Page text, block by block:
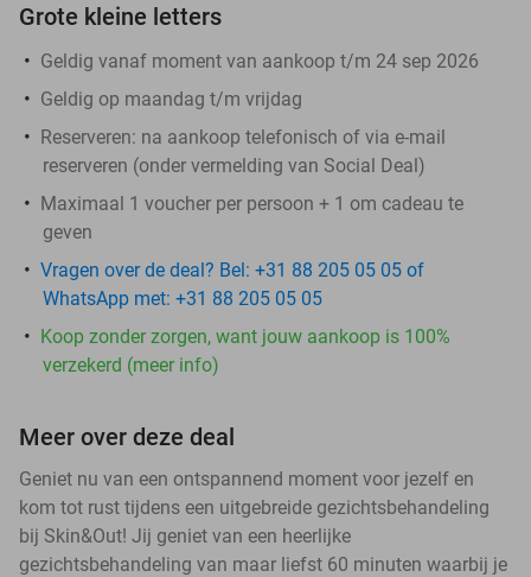
Grote kleine letters
Geldig vanaf moment van aankoop t/m 24 sep 2026
Geldig op maandag t/m vrijdag
Reserveren: na aankoop telefonisch of via e-mail
reserveren (onder vermelding van Social Deal)
Maximaal 1 voucher per persoon + 1 om cadeau te
geven
Vragen over de deal? Bel: +31 88 205 05 05 of
WhatsApp met: +31 88 205 05 05
Koop zonder zorgen, want jouw aankoop is 100%
verzekerd (meer info)
Meer over deze deal
Geniet nu van een ontspannend moment voor jezelf en
kom tot rust tijdens een uitgebreide gezichtsbehandeling
bij Skin&Out! Jij geniet van een heerlijke
gezichtsbehandeling van maar liefst 60 minuten waarbij je